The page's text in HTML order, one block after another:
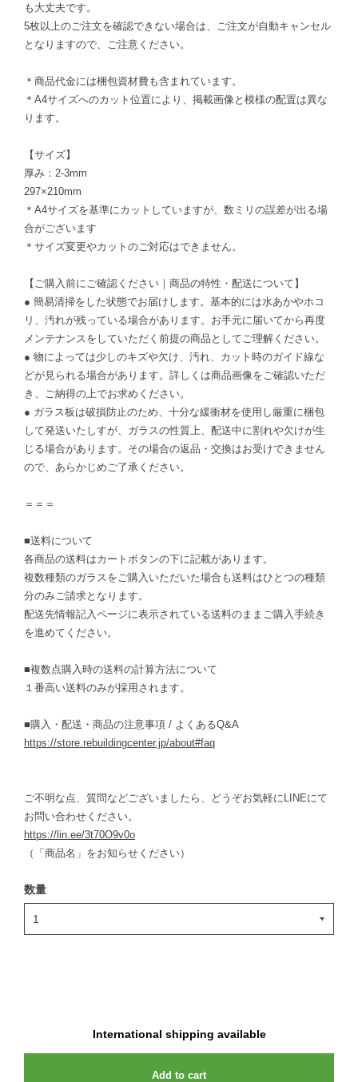
も大丈夫です。
5枚以上のご注文を確認できない場合は、ご注文が自動キャンセル
となりますので、ご注意ください。
＊商品代金には梱包資材費も含まれています。
＊A4サイズへのカット位置により、掲載画像と模様の配置は異な
ります。
【サイズ】
厚み：2-3mm
297×210mm
＊A4サイズを基準にカットしていますが、数ミリの誤差が出る場
合がございます
＊サイズ変更やカットのご対応はできません。
【ご購入前にご確認ください｜商品の特性・配送について】
● 簡易清掃をした状態でお届けします。基本的には水あかやホコ
リ、汚れが残っている場合があります。お手元に届いてから再度
メンテナンスをしていただく前提の商品としてご理解ください。
● 物によっては少しのキズや欠け、汚れ、カット時のガイド線な
どが見られる場合があります。詳しくは商品画像をご確認いただ
き、ご納得の上でお求めください。
● ガラス板は破損防止のため、十分な緩衝材を使用し厳重に梱包
して発送いたしすが、ガラスの性質上、配送中に割れや欠けが生
じる場合があります。その場合の返品・交換はお受けできません
ので、あらかじめご了承ください。
＝＝＝
■送料について
各商品の送料はカートボタンの下に記載があります。
複数種類のガラスをご購入いただいた場合も送料はひとつの種類
分のみご請求となります。
配送先情報記入ページに表示されている送料のままご購入手続き
を進めてください。
■複数点購入時の送料の計算方法について
１番高い送料のみが採用されます。
■購入・配送・商品の注意事項 / よくあるQ&A
https://store.rebuildingcenter.jp/about#faq
ご不明な点、質問などございましたら、どうぞお気軽にLINEにて
お問い合わせください。
https://lin.ee/3t70O9v0o
（「商品名」をお知らせください）
数量
International shipping available
Add to cart